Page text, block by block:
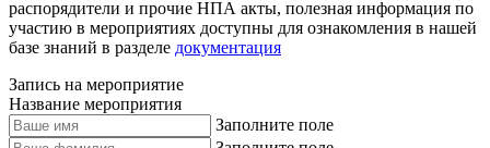
распорядители и прочие НПА акты, полезная информация по
участию в мероприятиях доступны для ознакомления в нашей
базе знаний в разделе документация
Запись на мероприятие
Название мероприятия
Заполните поле